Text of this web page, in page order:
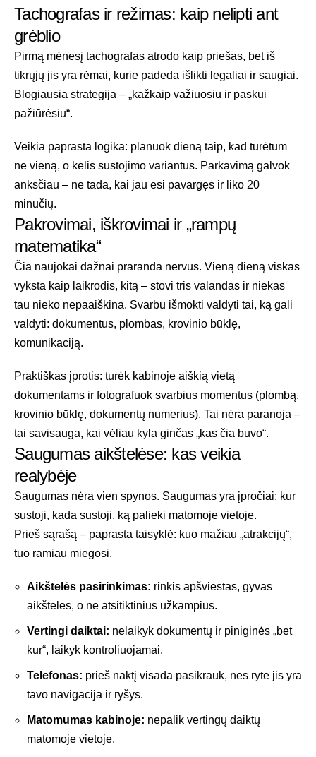
Tachografas ir režimas: kaip nelipti ant
grėblio
Pirmą mėnesį tachografas atrodo kaip priešas, bet iš
tikrųjų jis yra rėmai, kurie padeda išlikti legaliai ir saugiai.
Blogiausia strategija – „kažkaip važiuosiu ir paskui
pažiūrėsiu“.
Veikia paprasta logika: planuok dieną taip, kad turėtum
ne vieną, o kelis sustojimo variantus. Parkavimą galvok
anksčiau – ne tada, kai jau esi pavargęs ir liko 20
minučių.
Pakrovimai, iškrovimai ir „rampų
matematika“
Čia naujokai dažnai praranda nervus. Vieną dieną viskas
vyksta kaip laikrodis, kitą – stovi tris valandas ir niekas
tau nieko nepaaiškina. Svarbu išmokti valdyti tai, ką gali
valdyti: dokumentus, plombas, krovinio būklę,
komunikaciją.
Praktiškas įprotis: turėk kabinoje aiškią vietą
dokumentams ir fotografuok svarbius momentus (plombą,
krovinio būklę, dokumentų numerius). Tai nėra paranoja –
tai savisauga, kai vėliau kyla ginčas „kas čia buvo“.
Saugumas aikštelėse: kas veikia
realybėje
Saugumas nėra vien spynos. Saugumas yra įpročiai: kur
sustoji, kada sustoji, ką palieki matomoje vietoje.
Prieš sąrašą – paprasta taisyklė: kuo mažiau „atrakcijų“,
tuo ramiau miegosi.
Aikštelės pasirinkimas: rinkis apšviestas, gyvas
aikšteles, o ne atsitiktinius užkampius.
Vertingi daiktai: nelaikyk dokumentų ir piniginės „bet
kur“, laikyk kontroliuojamai.
Telefonas: prieš naktį visada pasikrauk, nes ryte jis yra
tavo navigacija ir ryšys.
Matomumas kabinoje: nepalik vertingų daiktų
matomoje vietoje.